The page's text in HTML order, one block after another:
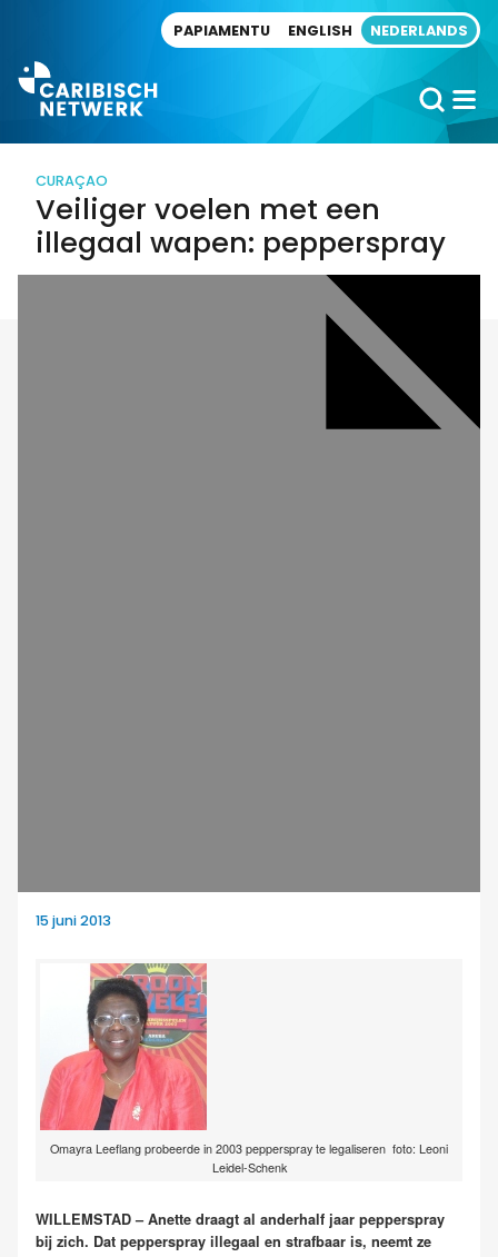
PAPIAMENTU ENGLISH NEDERLANDS
CURAÇAO
Veiliger voelen met een
illegaal wapen: pepperspray
15 juni 2013
Omayra Leeflang probeerde in 2003 pepperspray te legaliseren foto: Leoni
Leidel-Schenk
WILLEMSTAD – Anette draagt al anderhalf jaar pepperspray
bij zich. Dat pepperspray illegaal en strafbaar is, neemt ze